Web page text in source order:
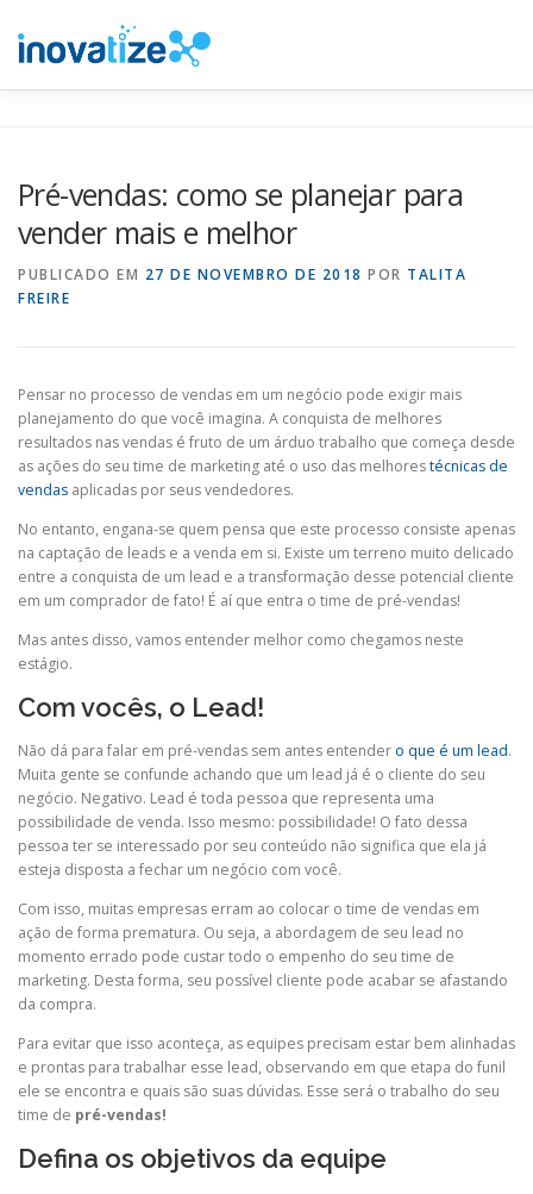
para
Pré-vendas: como se planejar para
vender mais e melhor
PUBLICADO EM 27 DE NOVEMBRO DE 2018 POR TALITA
FREIRE
Pensar no processo de vendas em um negócio pode exigir mais
planejamento do que você imagina. A conquista de melhores
resultados nas vendas é fruto de um árduo trabalho que começa desde
as ações do seu time de marketing até o uso das melhorestécnicas de
vendas aplicadas por seus vendedores.
No entanto, engana-se quem pensa que este processo consiste apenas
na captação de leads e a venda em si. Existe um terreno muito delicado
entre a conquista de um lead e a transformação desse potencial cliente
em um comprador de fato! É aí que entra o time de pré-vendas!
Mas antes disso, vamos entender melhor como chegamos neste
estágio.
Com vocês, o Lead!
Não dá para falar em pré-vendas sem antes entender o que é um lead.
Muita gente se confunde achando que um lead já é o cliente do seu
negócio. Negativo. Lead é toda pessoa que representa uma
possibilidade de venda. Isso mesmo: possibilidade! O fato dessa
pessoa ter se interessado por seu conteúdo não significa que ela já
esteja disposta a fechar um negócio com você.
Com isso, muitas empresas erram ao colocar o time de vendas em
ação de forma prematura. Ou seja, a abordagem de seu lead no
momento errado pode custar todo o empenho do seu time de
marketing. Desta forma, seu possível cliente pode acabar se afastando
da compra.
Para evitar que isso aconteça, as equipes precisam estar bem alinhadas
e prontas para trabalhar esse lead, observando em que etapa do funil
ele se encontra e quais são suas dúvidas. Esse será o trabalho do seu
time de pré-vendas!
Defina os objetivos da equipe